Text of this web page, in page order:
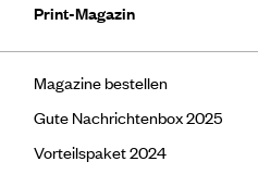
Print-Magazin
Magazine bestellen
Gute Nachrichtenbox 2025
Vorteilspaket 2024